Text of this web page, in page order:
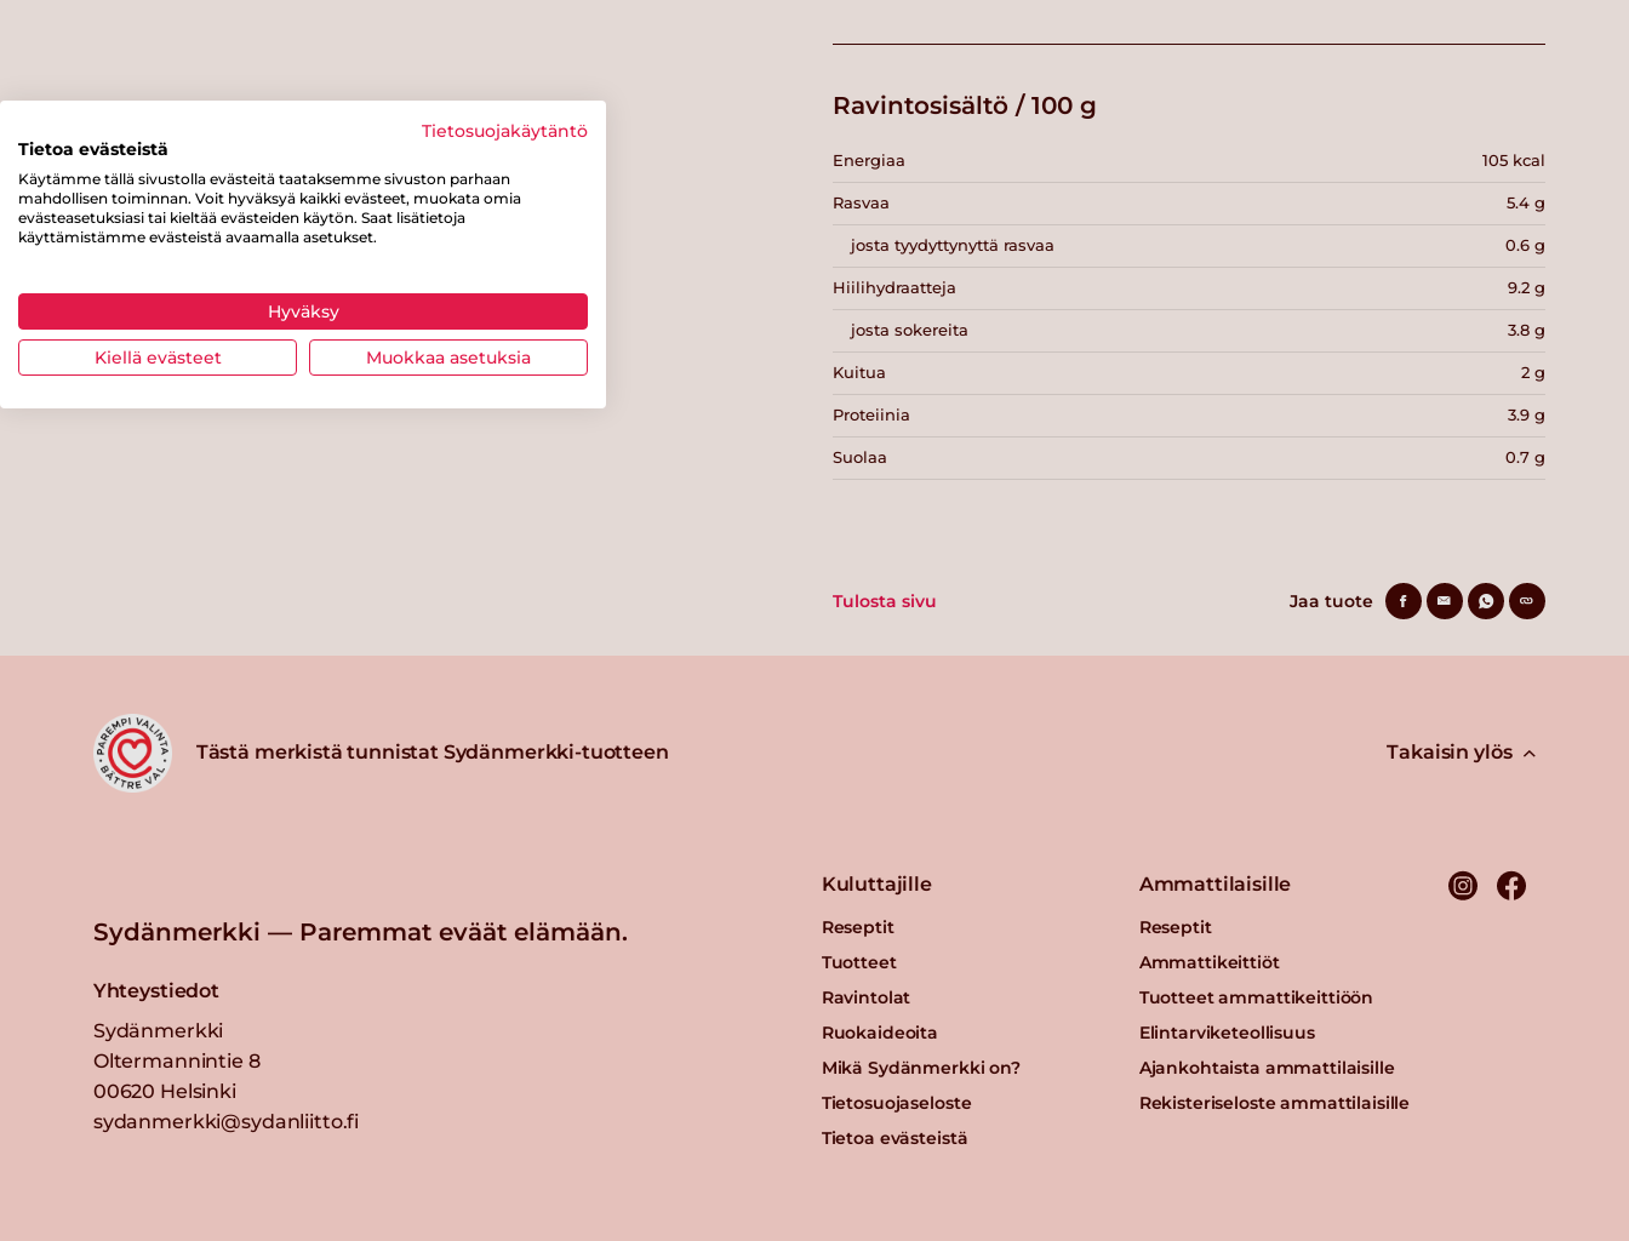
Ravintosisältö / 100 g
Energiaa 105 kcal
Rasvaa 5.4 g
josta tyydyttynyttä rasvaa 0.6 g
Hiilihydraatteja 9.2 g
josta sokereita 3.8 g
Kuitua 2 g
Proteiinia 3.9 g
Suolaa 0.7 g
Tulosta sivu Jaa tuote
Tästä merkistä tunnistat Sydänmerkki-tuotteen Takaisin ylös
Sydänmerkki — Paremmat eväät elämään.
Yhteystiedot
Sydänmerkki
Oltermannintie 8
00620 Helsinki
sydanmerkki@sydanliitto.fi
Kuluttajille
Reseptit
Tuotteet
Ravintolat
Ruokaideoita
Mikä Sydänmerkki on?
Tietosuojaseloste
Tietoa evästeistä
Ammattilaisille
Reseptit
Ammattikeittiöt
Tuotteet ammattikeittiöön
Elintarviketeollisuus
Ajankohtaista ammattilaisille
Rekisteriseloste ammattilaisille
Tietosuojakäytäntö
Tietoa evästeistä
Käytämme tällä sivustolla evästeitä taataksemme sivuston parhaan
mahdollisen toiminnan. Voit hyväksyä kaikki evästeet, muokata omia
evästeasetuksiasi tai kieltää evästeiden käytön. Saat lisätietoja
käyttämistämme evästeistä avaamalla asetukset.
Hyväksy
Kiellä evästeet Muokkaa asetuksia